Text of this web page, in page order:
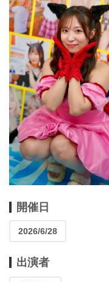
開催日
2026/6/28
出演者